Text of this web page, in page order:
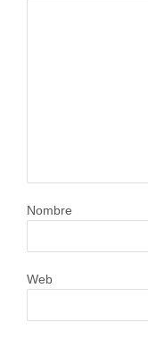
Nombre
Web